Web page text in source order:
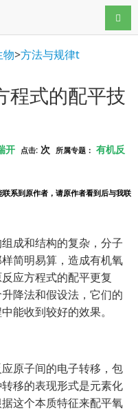
导航
物>方法与规律t
程式的配平技
开 点击: 次 所属专题： 有机反
联系到原作者，请原作者看到后与我联
成和结构的复杂，分子
简明易算，造成有机氧
应方程式的配平更复
降法和假设法，它们的
能收到较好的效果。
原子间的电子转移，包
移的表现形式是元素化
这个本质特征来配平氧